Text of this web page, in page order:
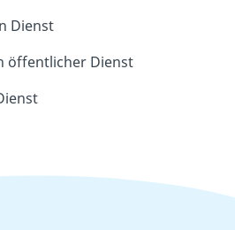
Dienst
öffentlicher Dienst